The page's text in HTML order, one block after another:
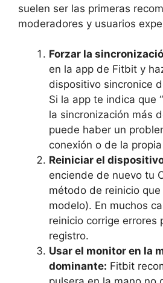
suelen ser las primeras
moderadores y usuarios
Forzar la
en la app de Fitbit y
dispositivo sincronice
Si la app te indica que
la sincronización más
puede haber un
conexión o de la
Reiniciar el
enciende de nuevo tu
método de reinicio
modelo). En muchos
reinicio corrige errores
registro.
Usar el monitor en la
dominante: Fitbit